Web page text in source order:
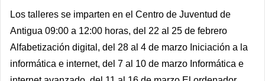
Los talleres se imparten en el Centro de Juventud de
Antigua 09:00 a 12:00 horas, del 22 al 25 de febrero
Alfabetización digital, del 28 al 4 de marzo Iniciación a la
informática e internet, del 7 al 10 de marzo Informática e